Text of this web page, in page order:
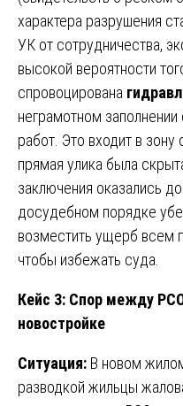
характера разрушения
УК от сотрудничества,
высокой вероятности
спровоцирована
неграмотном
работ. Это входит в зону
прямая улика была
заключения оказались
досудебном порядке
возместить ущерб всем
чтобы избежать суда.
Кейс 3: Спор между
новостройке
Ситуация: В новом
разводкой жильцы